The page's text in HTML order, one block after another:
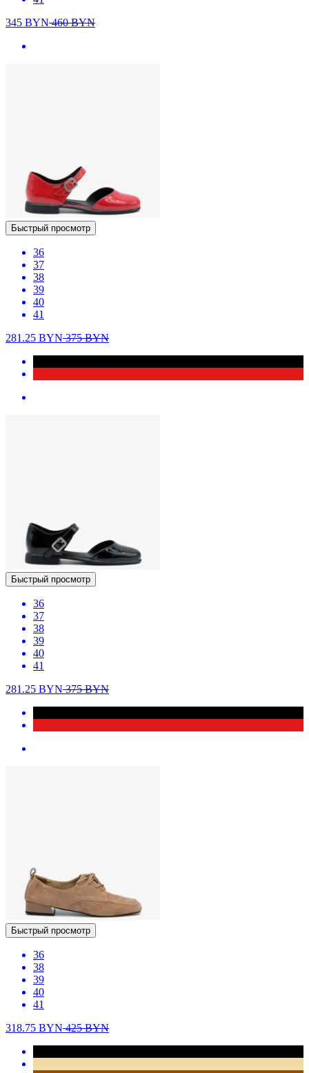
345 BYN460BYN
Быстрый просмотр
36
37
38
39
40
41
281.25 BYN375BYN
Быстрый просмотр
36
37
38
39
40
41
281.25 BYN375BYN
Быстрый просмотр
36
38
39
40
41
318.75 BYN425BYN